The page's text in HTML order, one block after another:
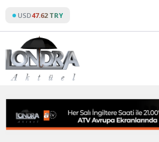
content
USD47.62 TRY